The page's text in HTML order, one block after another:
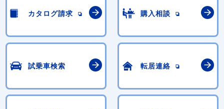
カタログ請求 購入相談
試乗車検索 転居連絡